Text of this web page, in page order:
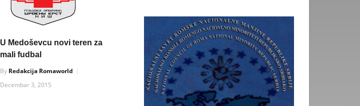
U Medoševcu novi teren za
mali fudbal
By Redakcija Romaworld
Decembar 3, 2015